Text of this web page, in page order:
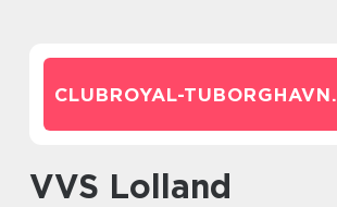
CLUBROYAL-TUBORGHAVN.
VVS Lolland